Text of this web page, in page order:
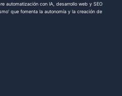
automatización con IA, desarrollo web y SEO
que fomenta la autonomía y la creación de